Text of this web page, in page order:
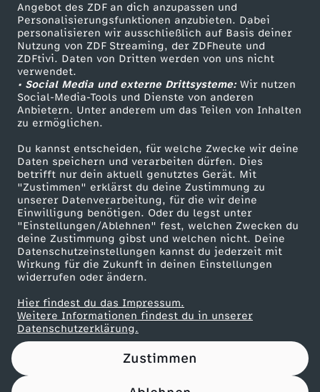
Angebot des ZDF an dich anzupassen und
Personalisierungsfunktionen anzubieten. Dabei
personalisieren wir ausschließlich auf Basis deiner
Nutzung von ZDF Streaming, der ZDFheute und
ZDFtivi. Daten von Dritten werden von uns nicht
verwendet.
• Social Media und externe Drittsysteme:Wir nutzen
Social-Media-Tools und Dienste von anderen
Anbietern. Unter anderem um das Teilen von Inhalten
zu ermöglichen.
Du kannst entscheiden, für welche Zwecke wir deine
Daten speichern und verarbeiten dürfen. Dies
betrifft nur dein aktuell genutztes Gerät. Mit
"Zustimmen" erklärst du deine Zustimmung zu
unserer Datenverarbeitung, für die wir deine
Einwilligung benötigen. Oder du legst unter
"Einstellungen/Ablehnen" fest, welchen Zwecken du
deine Zustimmung gibst und welchen nicht. Deine
Datenschutzeinstellungen kannst du jederzeit mit
Wirkung für die Zukunft in deinen Einstellungen
widerrufen oder ändern.
Hier findest du das Impressum.
Weitere Informationen findest du in unserer
Datenschutzerklärung.
Zustimmen
s
s
e
v
s
.
D
e
r
K
TV-Programm
ZDF Unternehmen
Karriere
ZDF goes Schule
Werbefernsehen
Mainzelmännchen
Partner